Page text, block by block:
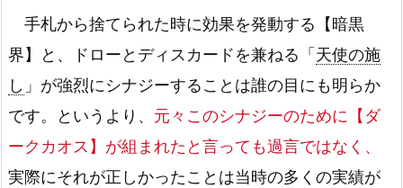
手札から捨てられた時に効果を発動する【暗黒
界】と、ドローとディスカードを兼ねる「 天使の施
し 」が強烈にシナジーすることは誰の目にも明らか
です。というより、 元々このシナジーのために【ダ
ークカオス】が組まれたと言っても過言ではなく、
実際にそれが正しかったことは当時の多くの実績が